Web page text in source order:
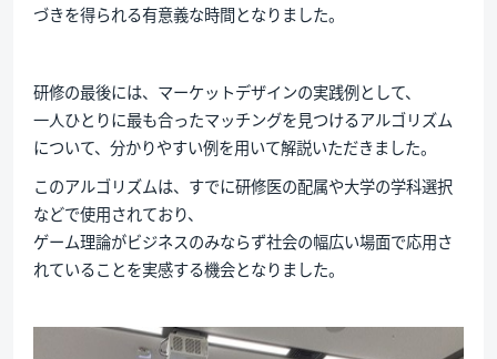
づきを得られる有意義な時間となりました。
研修の最後には、マーケットデザインの実践例として、
一人ひとりに最も合ったマッチングを見つけるアルゴリズム
について、分かりやすい例を用いて解説いただきました。
このアルゴリズムは、すでに研修医の配属や大学の学科選択
などで使用されており、
ゲーム理論がビジネスのみならず社会の幅広い場面で応用さ
れていることを実感する機会となりました。